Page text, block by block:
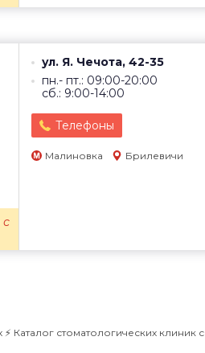
ул. Я. Чечота, 42-35
пн.- пт.: 09:00-20:00
сб.: 9:00-14:00
Телефоны
Малиновка Брилевичи
с
Каталог стоматологических клиник с